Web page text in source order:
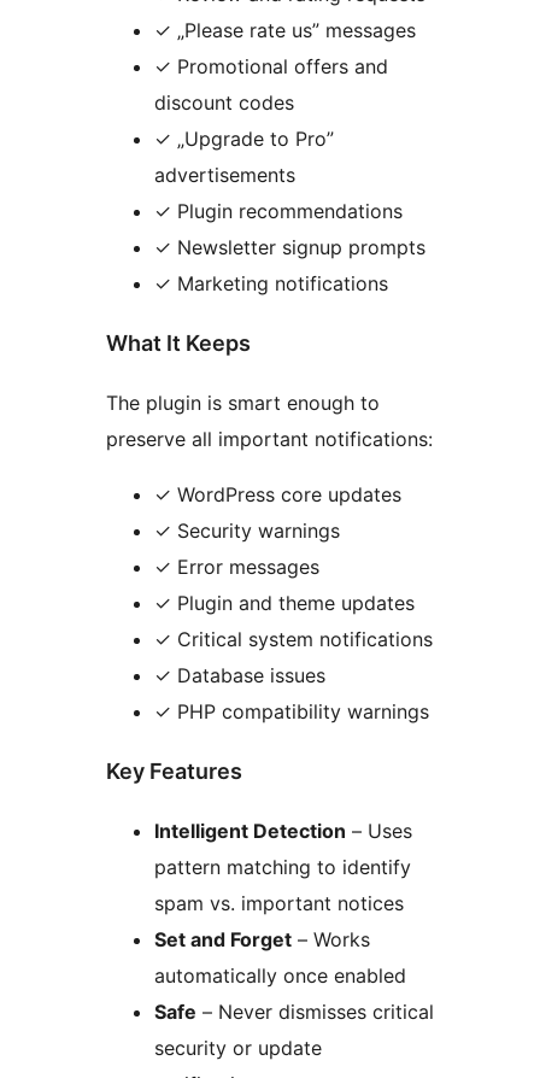
✓ „Please rate us” messages
✓ Promotional offers and
discount codes
✓ „Upgrade to Pro”
advertisements
✓ Plugin recommendations
✓ Newsletter signup prompts
✓ Marketing notifications
What It Keeps
The plugin is smart enough to
preserve all important notifications:
✓ WordPress core updates
✓ Security warnings
✓ Error messages
✓ Plugin and theme updates
✓ Critical system notifications
✓ Database issues
✓ PHP compatibility warnings
Key Features
Intelligent Detection – Uses
pattern matching to identify
spam vs. important notices
Set and Forget – Works
automatically once enabled
Safe – Never dismisses critical
security or update